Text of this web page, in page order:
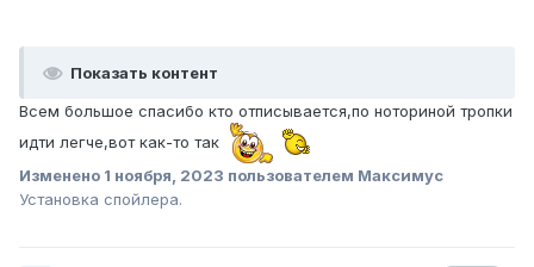
Показать контент
Всем большое спасибо кто отписывается,по ноториной тропки
идти легче,вот как-то так
Изменено 1 ноября, 2023 пользователем Максимус
Установка спойлера.